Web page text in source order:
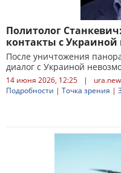
Политолог
контакты с
После уничтожения
диалог с Украиной
14 июня 2026, 12:25 |
Подробности | Точка зрения |